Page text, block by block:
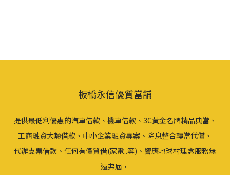
板橋永信優質當舖
提供最低利優惠的汽車借款、機車借款、3C黃金名牌精品典當、
工商融資大額借款、中小企業融資專案、降息整合轉當代償、
代辦支票借款、任何有價質借(家電..等)、響應地球村理念服務無
遠弗屆，